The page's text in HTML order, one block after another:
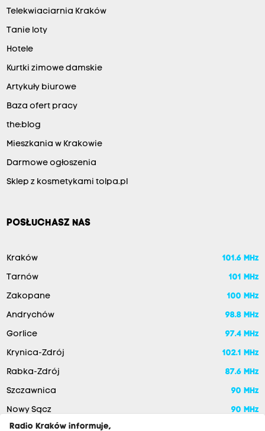
Telekwiaciarnia Kraków
Tanie loty
Hotele
Kurtki zimowe damskie
Artykuły biurowe
Baza ofert pracy
the:blog
Mieszkania w Krakowie
Darmowe ogłoszenia
Sklep z kosmetykami tolpa.pl
POSŁUCHASZ NAS
Kraków 101.6 MHz
Tarnów 101 MHz
Zakopane 100 MHz
Andrychów 98.8 MHz
Gorlice 97.4 MHz
Krynica-Zdrój 102.1 MHz
Rabka-Zdrój 87.6 MHz
Szczawnica 90 MHz
Nowy Sącz
90 MHz
Radio Kraków informuje,